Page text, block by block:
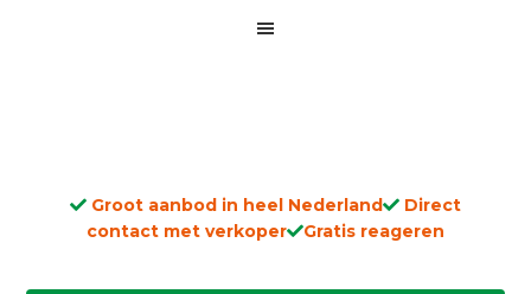
Groot aanbod in heel Nederland
Direct
contact met verkoper
Gratis reageren